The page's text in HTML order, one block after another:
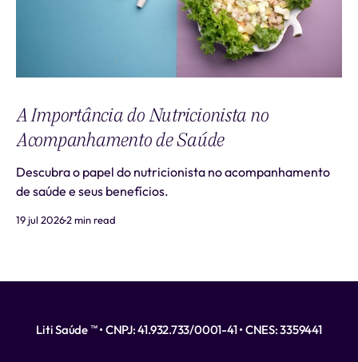
A Importância do Nutricionista no
Acompanhamento de Saúde
Descubra o papel do nutricionista no acompanhamento
de saúde e seus benefícios.
19 jul 20262 min read
Liti Saúde ™ • CNPJ: 41.932.733/0001-41 • CNES: 3359441